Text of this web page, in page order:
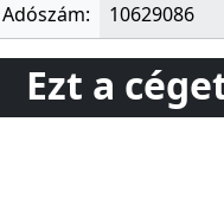
Adószám:
10629086
Ezt a